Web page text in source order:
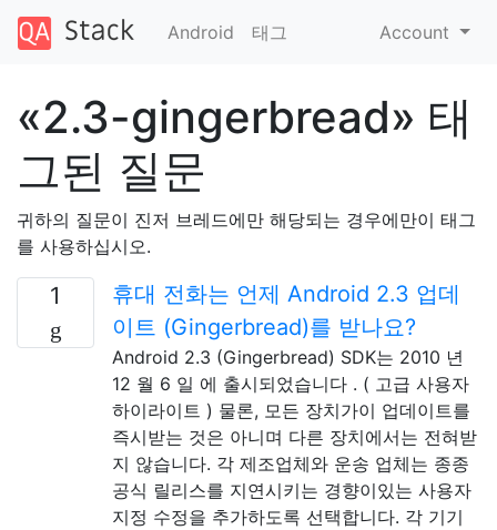
Android 태그 Account
«2.3-gingerbread» 태
그된 질문
귀하의 질문이 진저 브레드에만 해당되는 경우에만이 태그
를 사용하십시오.
1
휴대 전화는 언제 Android 2.3 업데
이트 (Gingerbread)를 받나요?
Android 2.3 (Gingerbread) SDK는 2010 년
12 월 6 일 에 출시되었습니다 . ( 고급 사용자
하이라이트 ) 물론, 모든 장치가이 업데이트를
즉시받는 것은 아니며 다른 장치에서는 전혀받
지 않습니다. 각 제조업체와 운송 업체는 종종
공식 릴리스를 지연시키는 경향이있는 사용자
지정 수정을 추가하도록 선택합니다. 각 기기